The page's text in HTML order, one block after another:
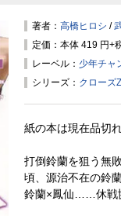
著者： 高橋ヒロシ /
定価：本体 419 円+
レーベル： 少年チャ
シリーズ： クローズ
紙の本は現在品切
打倒鈴蘭を狙う無
頃、源治不在の鈴
鈴蘭×鳳仙……休戦